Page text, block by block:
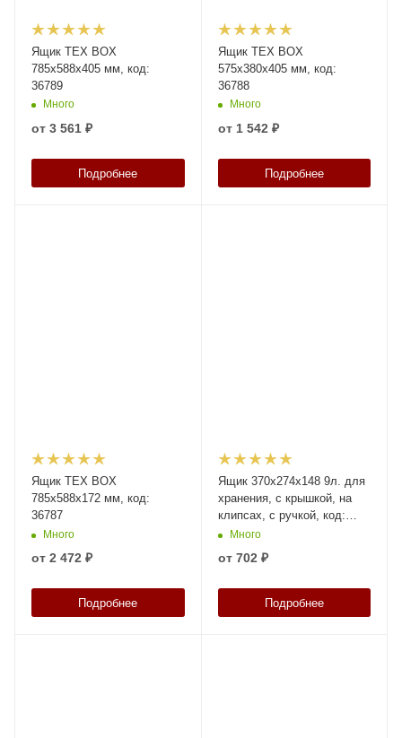
Ящик TEX BOX
785х588х405 мм, код:
36789
Много
от 3 561 ₽
Подробнее
Ящик TEX BOX
575х380х405 мм, код:
36788
Много
от 1 542 ₽
Подробнее
Ящик TEX BOX
785х588х172 мм, код:
36787
Много
от 2 472 ₽
Подробнее
Ящик 370х274х148 9л. для
хранения, с крышкой, на
клипсах, с ручкой, код:
36203
Много
от 702 ₽
Подробнее